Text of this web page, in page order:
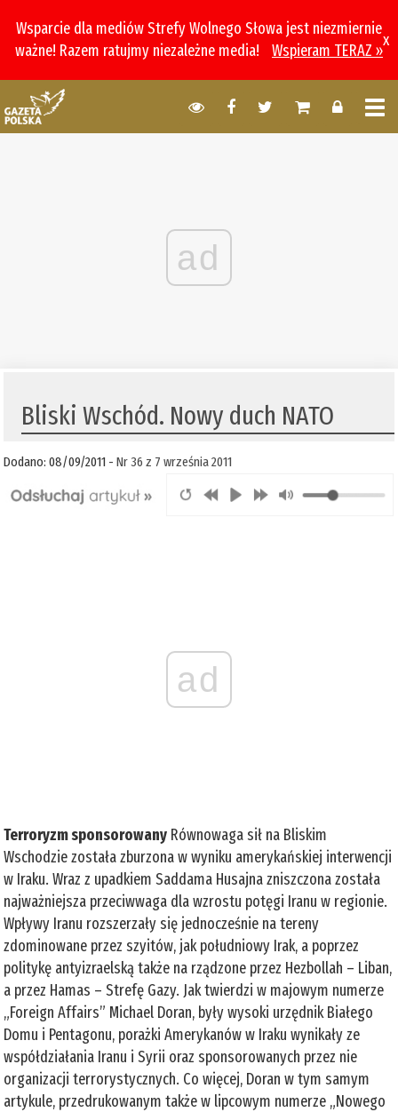
Wsparcie dla mediów Strefy Wolnego Słowa jest niezmiernie
ważne! Razem ratujmy niezależne media!
Wspieram TERAZ »
x
ad
Bliski Wschód. Nowy duch NATO
Dodano: 08/09/2011 -Nr 36 z 7 września 2011
ad
Terroryzm sponsorowany Równowaga sił na Bliskim
Wschodzie została zburzona w wyniku amerykańskiej interwencji
w Iraku. Wraz z upadkiem Saddama Husajna zniszczona została
najważniejsza przeciwwaga dla wzrostu potęgi Iranu w regionie.
Wpływy Iranu rozszerzały się jednocześnie na tereny
zdominowane przez szyitów, jak południowy Irak, a poprzez
politykę antyizraelską także na rządzone przez Hezbollah – Liban,
a przez Hamas – Strefę Gazy. Jak twierdzi w majowym numerze
„Foreign Affairs” Michael Doran, były wysoki urzędnik Białego
Domu i Pentagonu, porażki Amerykanów w Iraku wynikały ze
współdziałania Iranu i Syrii oraz sponsorowanych przez nie
organizacji terrorystycznych. Co więcej, Doran w tym samym
artykule, przedrukowanym także w lipcowym numerze „Nowego